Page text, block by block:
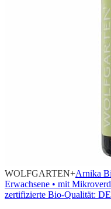
WOLFGARTEN+Arnika
Erwachsene • mit
zertifizierte Bio-Qualität: